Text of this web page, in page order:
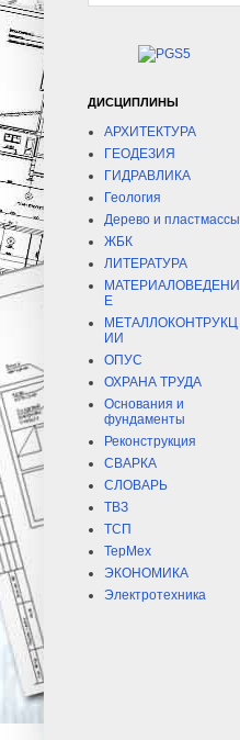
ДИСЦИПЛИНЫ
АРХИТЕКТУРА
ГЕОДЕЗИЯ
ГИДРАВЛИКА
Геология
Дерево и пластмассы
ЖБК
ЛИТЕРАТУРА
МАТЕРИАЛОВЕДЕНИ
Е
МЕТАЛЛОКОНТРУКЦ
ИИ
ОПУС
ОХРАНА ТРУДА
Основания и
фундаменты
Реконструкция
СВАРКА
СЛОВАРЬ
ТВЗ
ТСП
ТерМех
ЭКОНОМИКА
Электротехника